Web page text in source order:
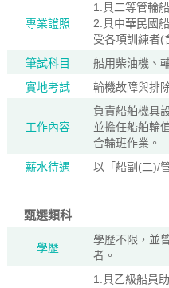
專業證照
1.具二等管輪
2.具中華民國
受各項訓練者(
筆試科目
船用柴油機、
實地考試
輪機故障與排
工作內容
負責船舶機具
並擔任船舶輪
合輪班作業。
薪水待遇
以「船副(二)/
甄選類科
學歷
學歷不限，並
者。
1.具乙級船員